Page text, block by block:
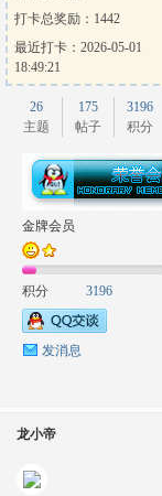
打卡总奖励：1442
最近打卡：2026-05-01
18:49:21
26
主题
175
帖子
3196
积分
金牌会员
积分 3196
发消息
龙小帝